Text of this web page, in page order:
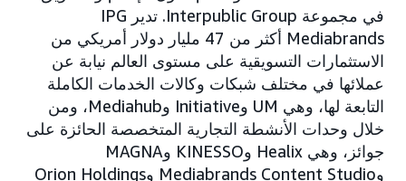
في مجموعة Interpublic Group. تدير IPG
Mediabrands أكثر من 47 مليار دولار أمريكي من
الاستثمارات التسويقية على مستوى العالم نيابة عن
عملائها في مختلف شبكات وكالات الخدمات الكاملة
التابعة لها، وهي UM وInitiative وMediahub، ومن
خلال وحدات الأنشطة التجارية المتخصصة الحائزة على
جوائز، وهي Healix وKINESSO وMAGNA
وMediabrands Content Studio وOrion Holdings